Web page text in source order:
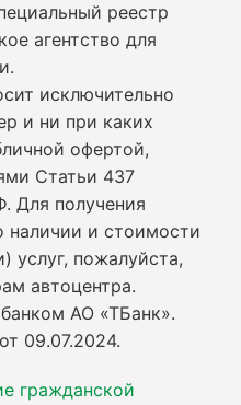
реестр
агентство для
исключительно
и ни при каких
офертой,
Статьи 437
Для получения
и стоимости
услуг, пожалуйста,
автоцентра.
АО «ТБанк».
09.07.2024.
гражданской